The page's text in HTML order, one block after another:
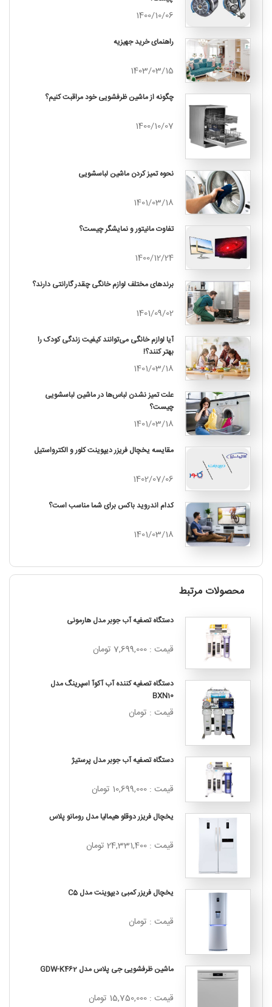
1400/10/06
راهنمای خرید جهیزیه
1403/03/15
چگونه از ماشین ظرفشویی خود مراقبت کنیم؟
1400/10/07
نحوه تمیز کردن ماشین لباسشویی
1401/03/18
تفاوت مانیتور و نمایشگر چیست؟
1400/12/24
برندهای مختلف لوازم خانگی چقدر گارانتی دارند؟
1401/09/02
آیا لوازم خانگی می‌توانند کیفیت زندگی کودک را
بهتر کنند؟!
1401/03/18
علت تمیز نشدن لباس‌ها در ماشین لباسشویی
چیست؟
1401/03/18
مقایسه یخچال فریزر دیپوینت کلور و الکترواستیل
1402/07/06
کدام اندروید باکس برای شما مناسب است؟
1401/03/18
محصولات مرتبط
دستگاه تصفیه آب جوبر مدل هارمونی
قیمت : 7,699,000 تومان
دستگاه تصفیه کننده آب آکوآ اسپرینگ مدل
BXN10
قیمت : تومان
دستگاه تصفیه آب جوبر مدل پرستیژ
قیمت : 10,699,000 تومان
یخچال فریزر دوقلو هیمالیا مدل رومانو پلاس
قیمت : 24,331,400 تومان
یخچال فریزر کمبی دیپوینت مدل C5
قیمت : تومان
ماشین ظرفشویی جی پلاس مدل GDW-K462
قیمت : 15,750,000 تومان